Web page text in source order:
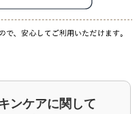
ンケアに関して